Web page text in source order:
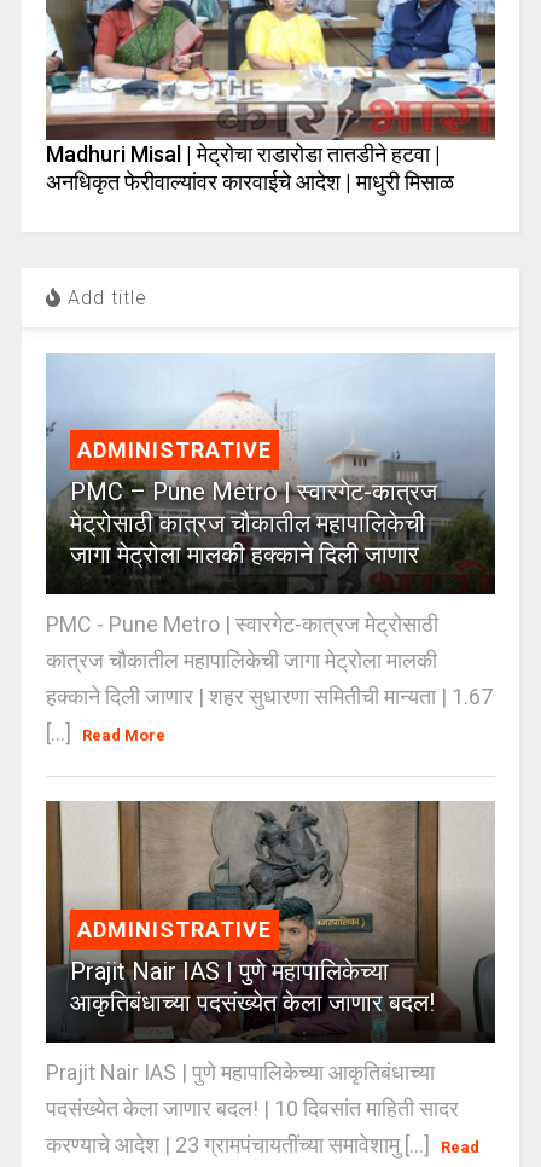
Madhuri Misal | मेट्रोचा राडारोडा तातडीने हटवा |
अनधिकृत फेरीवाल्यांवर कारवाईचे आदेश | माधुरी मिसाळ
Add title
ADMINISTRATIVE
PMC – Pune Metro | स्वारगेट-कात्रज
मेट्रोसाठी कात्रज चौकातील महापालिकेची
जागा मेट्रोला मालकी हक्काने दिली जाणार
PMC - Pune Metro | स्वारगेट-कात्रज मेट्रोसाठी
कात्रज चौकातील महापालिकेची जागा मेट्रोला मालकी
हक्काने दिली जाणार | शहर सुधारणा समितीची मान्यता | 1.67
[...]
Read More
ADMINISTRATIVE
Prajit Nair IAS | पुणे महापालिकेच्या
आकृतिबंधाच्या पदसंख्येत केला जाणार बदल!
Prajit Nair IAS | पुणे महापालिकेच्या आकृतिबंधाच्या
पदसंख्येत केला जाणार बदल! | 10 दिवसांत माहिती सादर
करण्याचे आदेश | 23 ग्रामपंचायतींच्या समावेशामु [...]
Read